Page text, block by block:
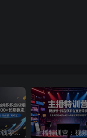
不用投资大额本钱零成本启动，做拼多多虚拟矩阵，长期稳定！轻松维持日入 1000